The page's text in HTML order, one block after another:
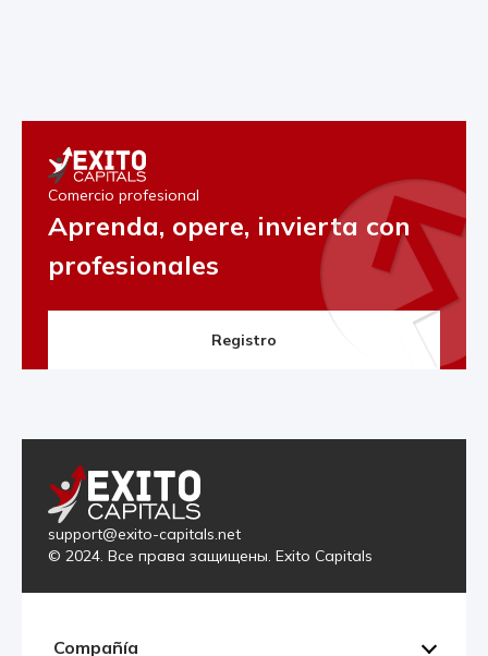
Comercio profesional
Aprenda, opere, invierta con
profesionales
Registro
support@exito-capitals.net
© 2024. Все права защищены. Exito Capitals
Compañía